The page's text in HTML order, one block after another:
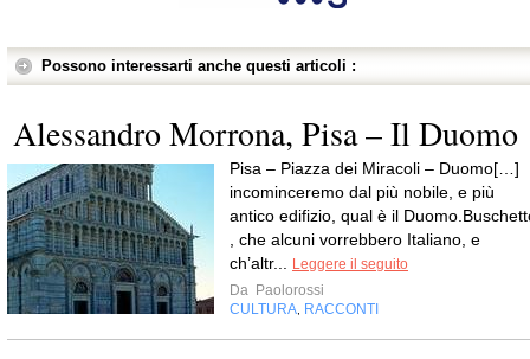
Possono interessarti anche questi articoli :
Alessandro Morrona, Pisa – Il Duomo
Pisa – Piazza dei Miracoli – Duomo[…]
incominceremo dal più nobile, e più
antico edifizio, qual è il
, che alcuni vorrebbero Italiano, e
ch’altr...
Leggere il seguito
Da Paolorossi
CULTURA RACCONTI